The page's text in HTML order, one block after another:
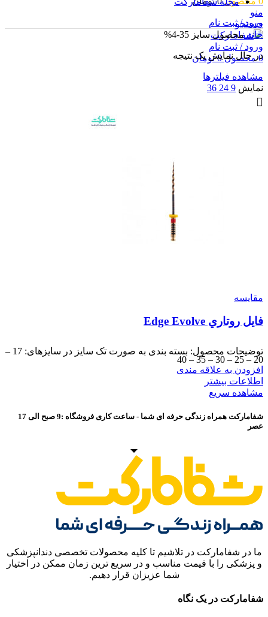
منو
جستجو
ورود / ثبت نام
0 محصول 0 تومان
ورود / ثبت نام
خانهمحصول سایز 35-4%
در حال نمایش یک نتیجه
مشاهده فیلترها
نمایش 9
24
36
مقایسه
فايل روتاري Edge Evolve
توضیحات محصول: بسته بندی به صورت تک سایز در سایزهای: 17 –
20 – 25 – 30 – 35 – 40
افزودن به علاقه مندی
اطلاعات بیشتر
مشاهده سریع
شفامارکت همراه زندگی حرفه ای شما - ساعت کاری فروشگاه :9 صبح الی 17
عصر
ما در شفامارکت در تلاشیم تا کلیه محصولات تخصصی دندانپزشکی
و پزشکی را با قیمت مناسب و در سریع ترین زمان ممکن در اختیار
شما عزیزان قرار دهیم.
شفامارکت در یک نگاه